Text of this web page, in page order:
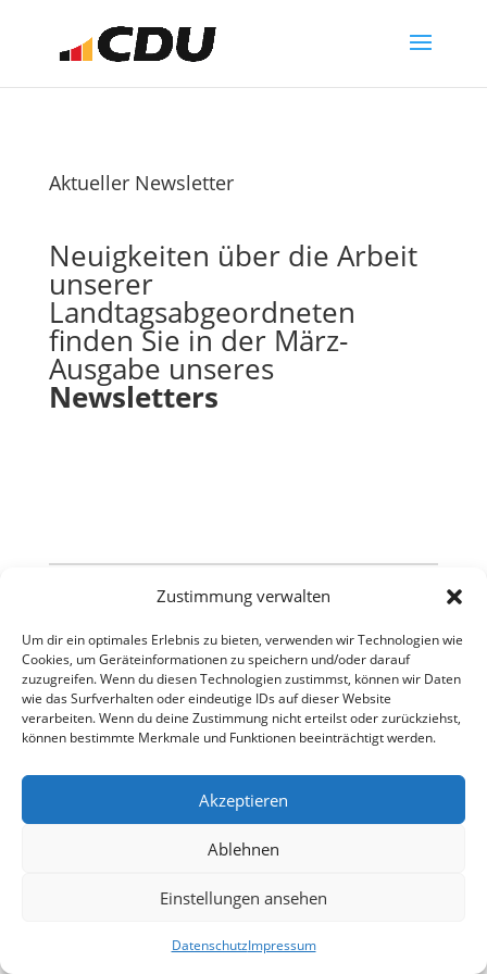
Zustimmung verwalten
Um dir ein optimales Erlebnis zu bieten, verwenden wir Technologien wie
Cookies, um Geräteinformationen zu speichern und/oder darauf
zuzugreifen. Wenn du diesen Technologien zustimmst, können wir Daten
wie das Surfverhalten oder eindeutige IDs auf dieser Website
verarbeiten. Wenn du deine Zustimmung nicht erteilst oder zurückziehst,
können bestimmte Merkmale und Funktionen beeinträchtigt werden.
Akzeptieren
Ablehnen
Einstellungen ansehen
DatenschutzImpressum
Aktueller Newsletter
Neuigkeiten über die Arbeit
unserer
Landtagsabgeordneten
finden Sie in der März-
Ausgabe unseres
Newsletters